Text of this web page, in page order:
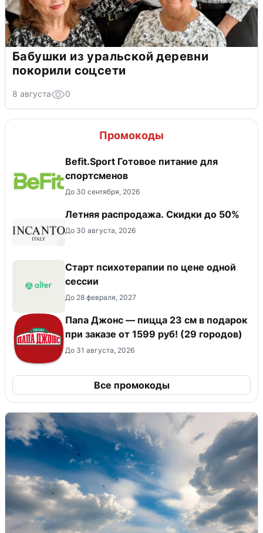
Бабушки из уральской деревни
покорили соцсети
8 августа 0
Промокоды
Befit.Sport Готовое питание для
спортсменов
До 30 сентября, 2026
Летняя распродажа. Скидки до 50%
До 30 августа, 2026
Старт психотерапии по цене одной
сессии
До 28 февраля, 2027
Папа Джонс — пицца 23 см в подарок
при заказе от 1599 руб! (29 городов)
До 31 августа, 2026
Все промокоды